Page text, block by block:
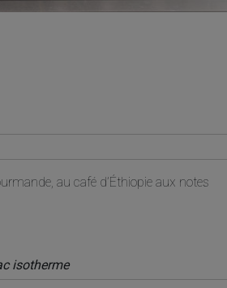
au café d’Éthiopie aux notes
isotherme